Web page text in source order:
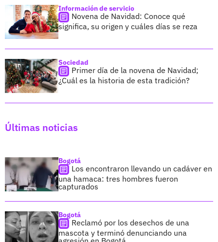
Información de servicio
Novena de Navidad: Conoce qué
significa, su origen y cuáles días se reza
Sociedad
Primer día de la novena de Navidad;
¿Cuál es la historia de esta tradición?
Últimas noticias
Bogotá
Los encontraron llevando un cadáver en
una hamaca: tres hombres fueron
capturados
Bogotá
Reclamó por los desechos de una
mascota y terminó denunciando una